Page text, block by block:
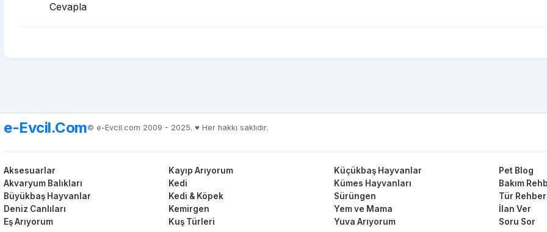
Cevapla
e-Evcil.Com© e-Evcil.com 2009 - 2025. ♥️ Her hakkı saklıdır.
Aksesuarlar
Akvaryum Balıkları
Büyükbaş Hayvanlar
Deniz Canlıları
Eş Arıyorum
Kayıp Arıyorum
Kedi
Kedi & Köpek
Kemirgen
Kuş Türleri
Küçükbaş Hayvanlar
Kümes Hayvanları
Sürüngen
Yem ve Mama
Yuva Arıyorum
Pet Blog
Bakım
Tür
İlan Ver
Soru Sor